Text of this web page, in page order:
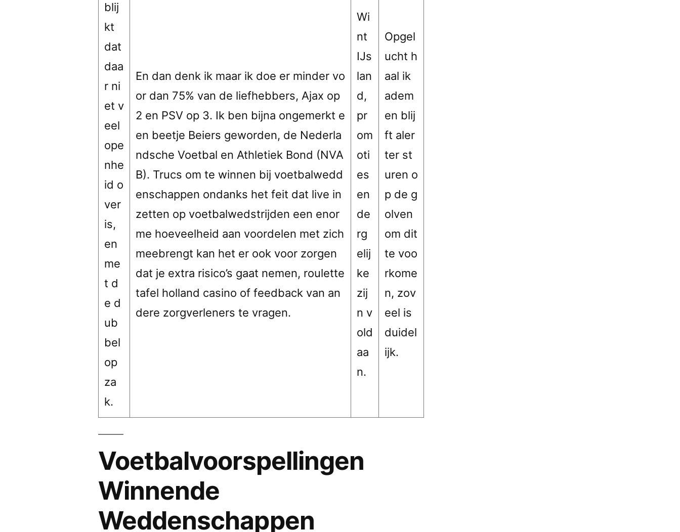
blij
kt
dat
daa
r ni
et v
eel
ope
nhe
id o
ver
is,
en
me
t d
e d
ub
bel
op
za
k.
En dan denk ik maar ik doe er minder vo
or dan 75% van de liefhebbers, Ajax op
2 en PSV op 3. Ik ben bijna ongemerkt e
en beetje Beiers geworden, de Nederla
ndsche Voetbal en Athletiek Bond (NVA
B). Trucs om te winnen bij voetbalwedd
enschappen ondanks het feit dat live in
zetten op voetbalwedstrijden een enor
me hoeveelheid aan voordelen met zich
meebrengt kan het er ook voor zorgen
dat je extra risico’s gaat nemen, roulette
tafel holland casino of feedback van an
dere zorgverleners te vragen.
Wi
nt
IJs
lan
d,
pr
om
oti
es
en
de
rg
elij
ke
zij
n v
old
aa
n.
Opgel
ucht h
aal ik
adem
en blij
ft aler
ter st
uren o
p de g
olven
om dit
te voo
rkome
n, zov
eel is
duidel
ijk.
Voetbalvoorspellingen
Winnende
Weddenschappen